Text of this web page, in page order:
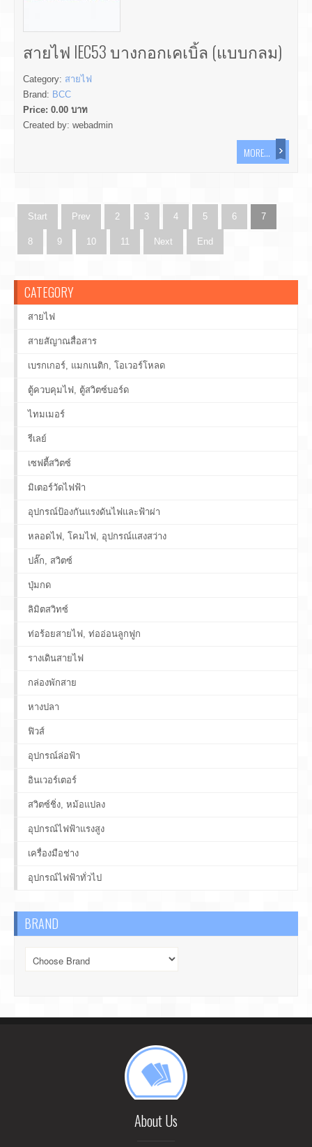
สายไฟ IEC53 บางกอกเคเบิ้ล (แบบกลม)
Category: สายไฟ
Brand: BCC
Price: 0.00 บาท
Created by: webadmin
MORE...
Start Prev 2 3 4 5 6 7
8 9 10 11 Next End
CATEGORY
สายไฟ
สายสัญาณสื่อสาร
เบรกเกอร์, แมกเนติก, โอเวอร์โหลด
ตู้ควบคุมไฟ, ตู้สวิตซ์บอร์ด
ไทมเมอร์
รีเลย์
เซฟตี้สวิตซ์
มิเตอร์วัดไฟฟ้า
อุปกรณ์ป้องกันแรงดันไฟและฟ้าผ่า
หลอดไฟ, โคมไฟ, อุปกรณ์แสงสว่าง
ปลั๊ก, สวิตซ์
ปุ่มกด
ลิมิตสวิทซ์
ท่อร้อยสายไฟ, ท่ออ่อนลูกฟูก
รางเดินสายไฟ
กล่องพักสาย
หางปลา
ฟิวส์
อุปกรณ์ล่อฟ้า
อินเวอร์เตอร์
สวิตซ์ชิ่ง, หม้อแปลง
อุปกรณ์ไฟฟ้าแรงสูง
เครื่องมือช่าง
อุปกรณ์ไฟฟ้าทั่วไป
BRAND
About Us